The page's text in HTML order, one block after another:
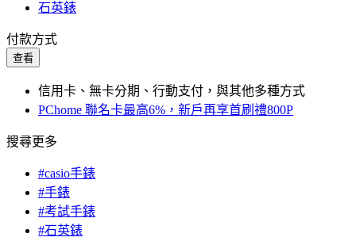
石英錶
付款方式
查看
信用卡、無卡分期、行動支付，與其他多種方式
PChome 聯名卡最高6%，新戶再享首刷禮800P
搜尋更多
#casio手錶
#手錶
#考試手錶
#石英錶